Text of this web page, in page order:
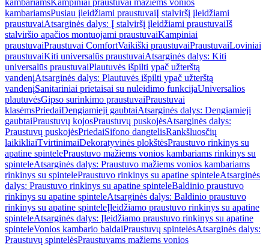
kambariamsKampiniai praustuvai mažiems vonios
kambariamsPusiau įleidžiami praustuvaiĮ stalviršį įleidžiami
praustuvaiAtsarginės dalys: Į stalviršį įleidžiami praustuvaiIš
stalviršio apačios montuojami praustuvaiKampiniai
praustuvaiPraustuvai ComfortVaikiški praustuvaiPraustuvaiLoviniai
praustuvaiKiti universalūs praustuvaiAtsarginės dalys: Kiti
universalūs praustuvaiPlautuvės išpilti ypač užterštą
vandenįAtsarginės dalys: Plautuvės išpilti ypač užterštą
vandenįSanitariniai prietaisai su nuleidimo funkcijaUniversalios
plautuvėsGipso surinkimo praustuvaiPraustuvai
klasėmsPriedaiDengiamieji gaubtaiAtsarginės dalys: Dengiamieji
gaubtaiPraustuvų kojosPraustuvų puskojėsAtsarginės dalys:
Praustuvų puskojėsPriedaiSifono dangtelisRankšluosčių
laikikliaiTvirtinimaiDekoratyvinės plokštėsPraustuvo rinkinys su
apatine spintelePraustuvo mažiems vonios kambariams rinkinys su
spinteleAtsarginės dalys: Praustuvo mažiems vonios kambariams
rinkinys su spintelePraustuvo rinkinys su apatine spinteleAtsarginės
dalys: Praustuvo rinkinys su apatine spinteleBaldinio praustuvo
rinkinys su apatine spinteleAtsarginės dalys: Baldinio praustuvo
rinkinys su apatine spinteleĮleidžiamo praustuvo rinkinys su apatine
spinteleAtsarginės dalys: Įleidžiamo praustuvo rinkinys su apatine
spinteleVonios kambario baldaiPraustuvų spintelėsAtsarginės dalys:
Praustuvų spintelėsPraustuvams mažiems vonios